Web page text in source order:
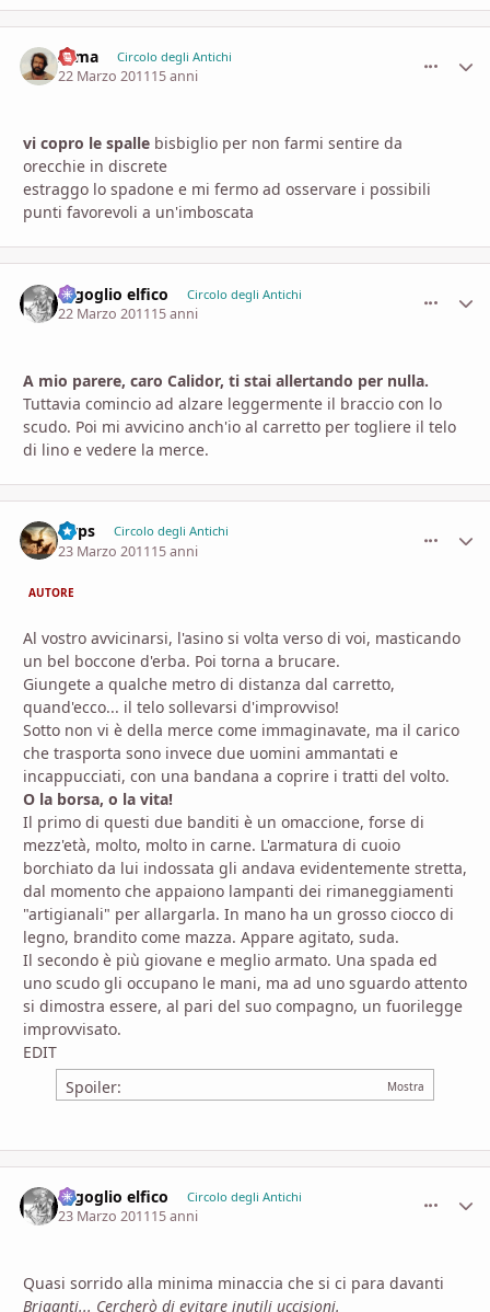
zama Circolo degli Antichi
22 Marzo 201115 anni
vi copro le spalle bisbiglio per non farmi sentire da
orecchie in discrete
estraggo lo spadone e mi fermo ad osservare i possibili
punti favorevoli a un'imboscata
orgoglio elfico Circolo degli Antichi
22 Marzo 201115 anni
A mio parere, caro Calidor, ti stai allertando per nulla.
Tuttavia comincio ad alzare leggermente il braccio con lo
scudo. Poi mi avvicino anch'io al carretto per togliere il telo
di lino e vedere la merce.
Gyps Circolo degli Antichi
23 Marzo 201115 anni
AUTORE
Al vostro avvicinarsi, l'asino si volta verso di voi, masticando
un bel boccone d'erba. Poi torna a brucare.
Giungete a qualche metro di distanza dal carretto,
quand'ecco... il telo sollevarsi d'improvviso!
Sotto non vi è della merce come immaginavate, ma il carico
che trasporta sono invece due uomini ammantati e
incappucciati, con una bandana a coprire i tratti del volto.
O la borsa, o la vita!
Il primo di questi due banditi è un omaccione, forse di
mezz'età, molto, molto in carne. L'armatura di cuoio
borchiato da lui indossata gli andava evidentemente stretta,
dal momento che appaiono lampanti dei rimaneggiamenti
"artigianali" per allargarla. In mano ha un grosso ciocco di
legno, brandito come mazza. Appare agitato, suda.
Il secondo è più giovane e meglio armato. Una spada ed
uno scudo gli occupano le mani, ma ad uno sguardo attento
si dimostra essere, al pari del suo compagno, un fuorilegge
improvvisato.
EDIT
Spoiler:
orgoglio elfico Circolo degli Antichi
23 Marzo 201115 anni
Quasi sorrido alla minima minaccia che si ci para davanti
Briganti... Cercherò di evitare inutili uccisioni.